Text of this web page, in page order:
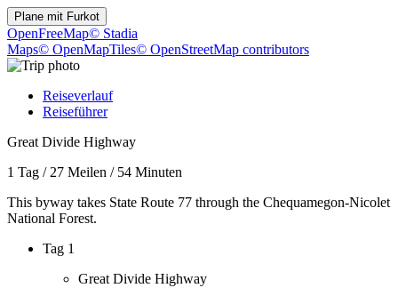
Plane mit Furkot
OpenFreeMap© Stadia
Maps© OpenMapTiles© OpenStreetMap contributors
Reiseverlauf
Reiseführer
Great Divide Highway
1 Tag / 27 Meilen / 54 Minuten
This byway takes State Route 77 through the Chequamegon-Nicolet
National Forest.
Tag 1
Great Divide Highway